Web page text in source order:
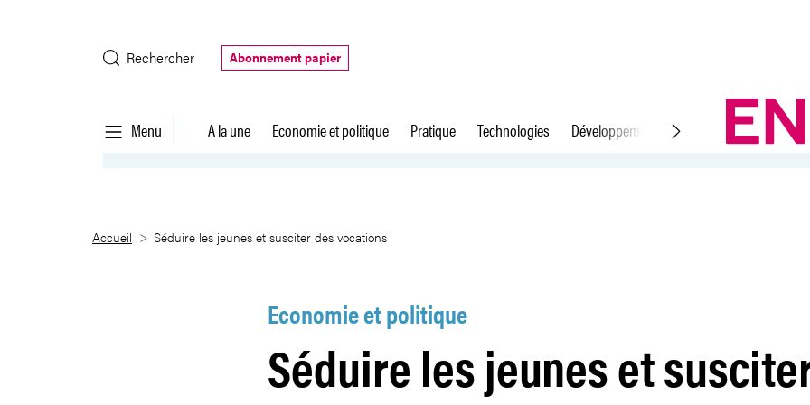
Rechercher
Abonnement papier
Menu A la une Economie et politique Pratique Technologies Développement durable Droit du travail
Séduire les jeunes et susciter des vocations
Accueil Séduire les jeunes et susciter des vocations
Economie et politique
Séduire les jeunes et